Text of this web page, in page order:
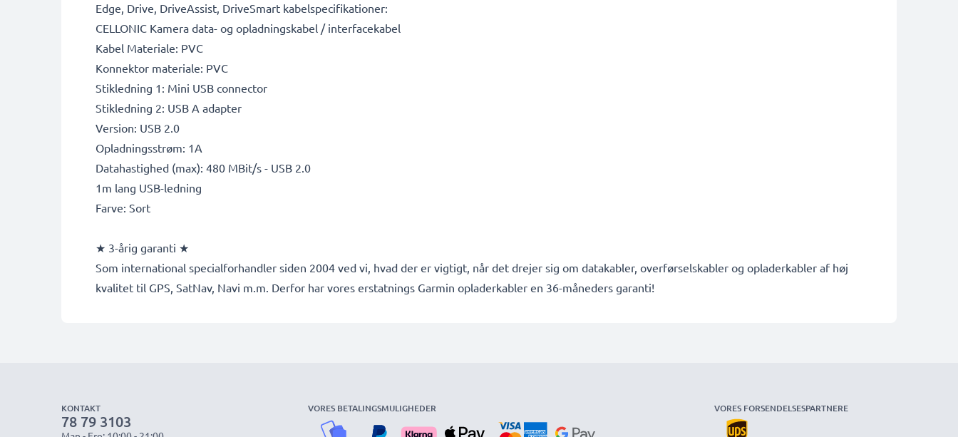
Edge, Drive, DriveAssist, DriveSmart kabelspecifikationer:
CELLONIC Kamera data- og opladningskabel / interfacekabel
Kabel Materiale: PVC
Konnektor materiale: PVC
Stikledning 1: Mini USB connector
Stikledning 2: USB A adapter
Version: USB 2.0
Opladningsstrøm: 1A
Datahastighed (max): 480 MBit/s - USB 2.0
1m lang USB-ledning
Farve: Sort
★ 3-årig garanti ★
Som international specialforhandler siden 2004 ved vi, hvad der er vigtigt, når det drejer sig om datakabler, overførselskabler og opladerkabler af høj
kvalitet til GPS, SatNav, Navi m.m. Derfor har vores erstatnings Garmin opladerkabler en 36-måneders garanti!
KONTAKT
78 79 3103
VORES BETALINGSMULIGHEDER VORES FORSENDELSESPARTNERE